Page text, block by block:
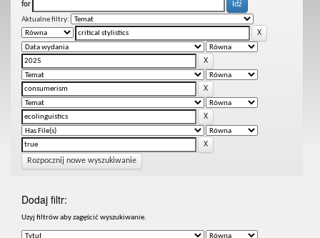
for
Aktualne filtry:
Rozpocznij nowe wyszukiwanie
Dodaj filtr:
Uzyj filtrów aby zagęścić wyszukiwanie.